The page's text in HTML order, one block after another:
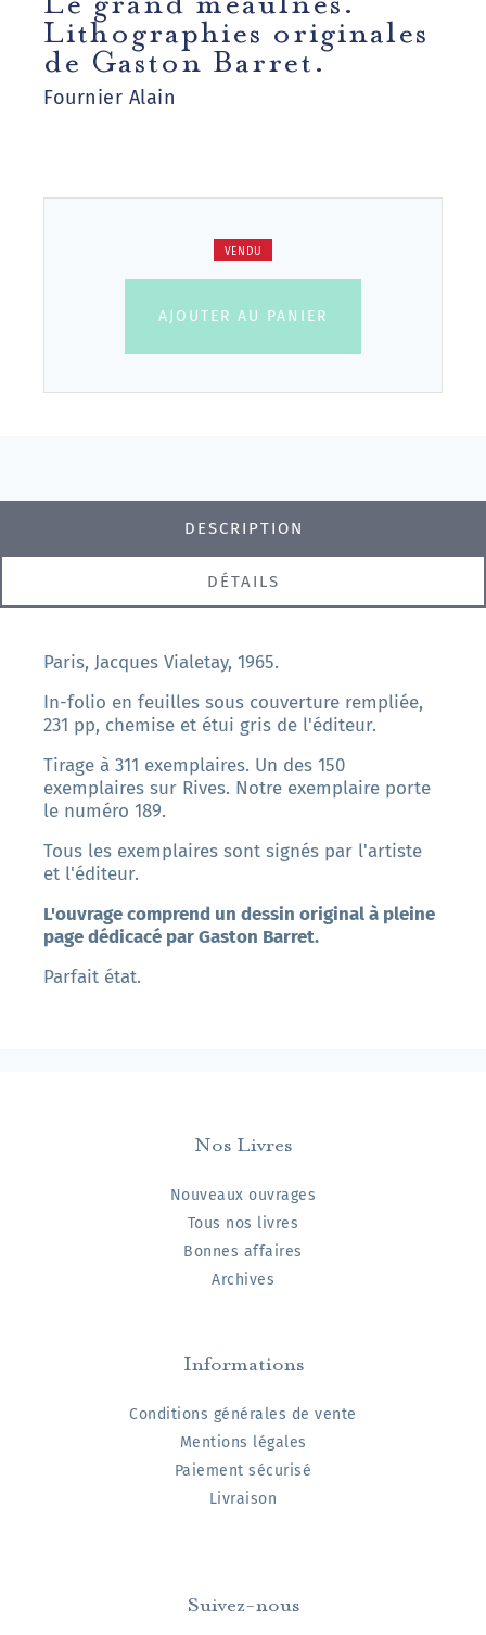
Lithographies originales
de Gaston Barret.
Fournier Alain
VENDU
AJOUTER AU PANIER
DESCRIPTION
DÉTAILS
Paris, Jacques Vialetay, 1965.
In-folio en feuilles sous couverture rempliée,
231 pp, chemise et étui gris de l'éditeur.
Tirage à 311 exemplaires. Un des 150
exemplaires sur Rives. Notre exemplaire porte
le numéro 189.
Tous les exemplaires sont signés par l'artiste
et l'éditeur.
L'ouvrage comprend un dessin original à pleine
page dédicacé par Gaston Barret.
Parfait état.
Nos Livres
Nouveaux ouvrages
Tous nos livres
Bonnes affaires
Archives
Informations
Conditions générales de vente
Mentions légales
Paiement sécurisé
Livraison
Suivez-nous